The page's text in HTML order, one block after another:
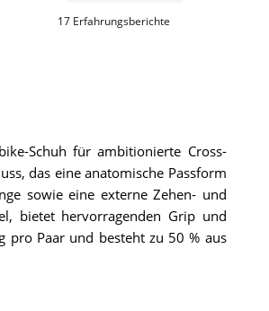
17 Erfahrungsberichte
Schuh für ambitionierte Cross-
das eine anatomische Passform
sowie eine externe Zehen- und
bietet hervorragenden Grip und
pro Paar und besteht zu 50 % aus